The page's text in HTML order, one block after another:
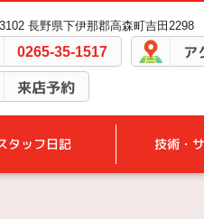
長野県下伊那郡高森町吉田2298
0265-35-1517 ア
来店予約
タッフ日記 技術・